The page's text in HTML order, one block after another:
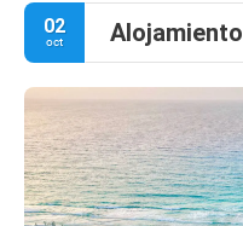
02
oct Alojamiento